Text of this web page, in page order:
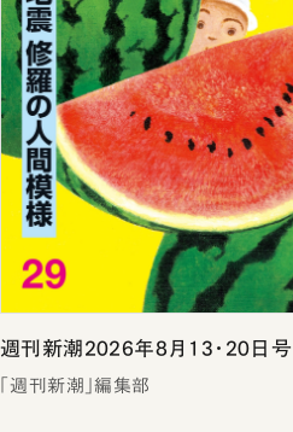
週刊新潮2026年8月13・20日号
「週刊新潮」編集部